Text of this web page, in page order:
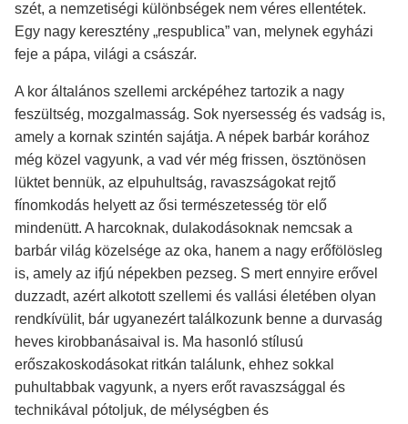
szét, a nemzetiségi különbségek nem véres ellentétek.
Egy nagy keresztény „respublica” van, melynek egyházi
feje a pápa, világi a császár.
A kor általános szellemi arcképéhez tartozik a nagy
feszültség, mozgalmasság. Sok nyersesség és vadság is,
amely a kornak szintén sajátja. A népek barbár korához
még közel vagyunk, a vad vér még frissen, ösztönösen
lüktet bennük, az elpuhultság, ravaszságokat rejtő
fínomkodás helyett az ősi természetesség tör elő
mindenütt. A harcoknak, dulakodásoknak nemcsak a
barbár világ közelsége az oka, hanem a nagy erőfölösleg
is, amely az ifjú népekben pezseg. S mert ennyire erővel
duzzadt, azért alkotott szellemi és vallási életében olyan
rendkívülit, bár ugyanezért találkozunk benne a durvaság
heves kirobbanásaival is. Ma hasonló stílusú
erőszakoskodásokat ritkán találunk, ehhez sokkal
puhultabbak vagyunk, a nyers erőt ravaszsággal és
technikával pótoljuk, de mélységben és